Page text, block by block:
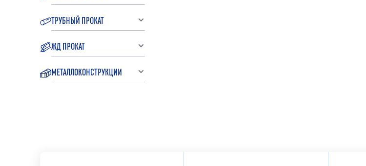
ТРУБНЫЙ ПРОКАТ
ЖД ПРОКАТ
МЕТАЛЛОКОНСТРУКЦИИ